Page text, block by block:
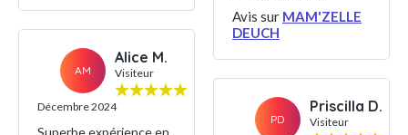
AM
Alice M.
Visiteur
Décembre 2024
Superbe expérience en
Avis sur MAM'ZELLE
DEUCH
PD
Priscilla D.
Visiteur